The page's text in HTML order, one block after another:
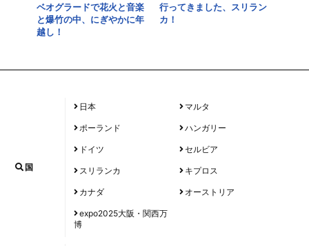
ベオグラードで花火と音楽
と爆竹の中、にぎやかに年
越し！
行ってきました、スリラン
カ！
国
日本 マルタ
ポーランド ハンガリー
ドイツ セルビア
スリランカ キプロス
カナダ オーストリア
expo2025大阪・関西万
博